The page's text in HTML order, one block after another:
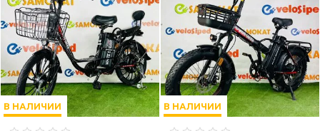
В НАЛИЧИИ В НАЛИЧИИ